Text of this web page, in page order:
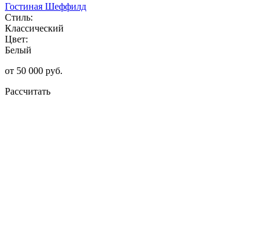
Гостиная Шеффилд
Стиль:
Классический
Цвет:
Белый
от 50 000 руб.
Рассчитать